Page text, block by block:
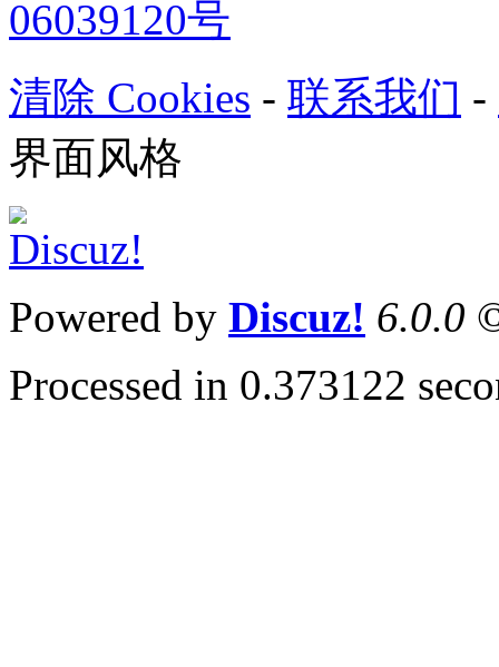
06039120号
清除 Cookies - 联系我们 -
界面风格
Powered by Discuz! 6.0.0
Processed in 0.373122